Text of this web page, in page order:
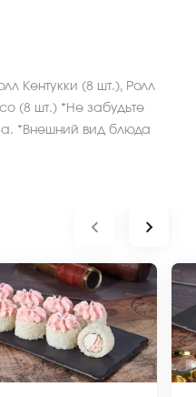
Кентукки (8 шт.), Ролл
(8 шт.) *Не забудьте
*Внешний вид блюда